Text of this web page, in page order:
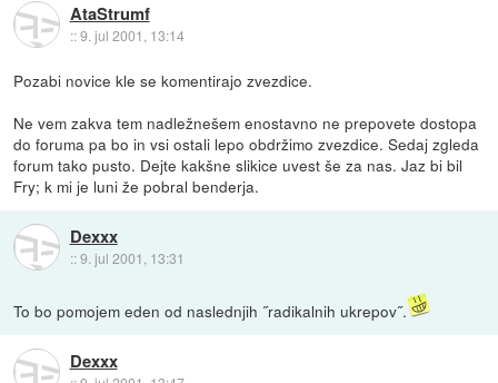
AtaStrumf
::9. jul 2001, 13:14
Pozabi novice kle se komentirajo zvezdice.
Ne vem zakva tem nadležnešem enostavno ne prepovete dostopa
do foruma pa bo in vsi ostali lepo obdržimo zvezdice. Sedaj zgleda
forum tako pusto. Dejte kakšne slikice uvest še za nas. Jaz bi bil
Fry; k mi je luni že pobral benderja.
Dexxx
::9. jul 2001, 13:31
To bo pomojem eden od naslednjih ˝radikalnih ukrepov˝.
Dexxx